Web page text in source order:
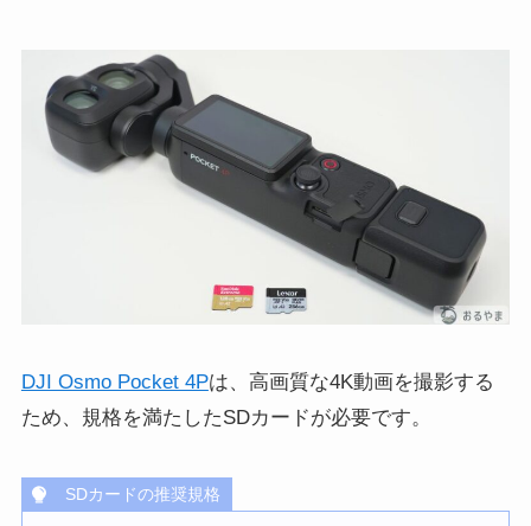
DJI Osmo Pocket 4Pは、高画質な4K動画を撮影する
ため、規格を満たしたSDカードが必要です。
SDカードの推奨規格